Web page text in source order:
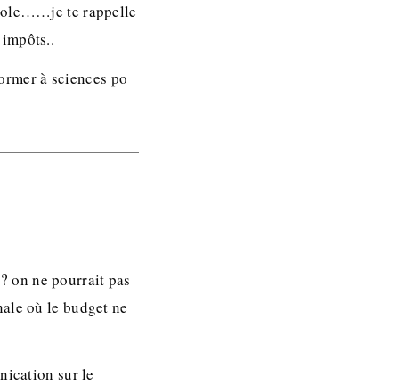
te rappelle
à sciences po
on ne pourrait pas
où le budget ne
sur le